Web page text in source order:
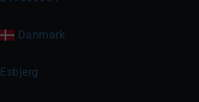
Danmark
Esbjerg